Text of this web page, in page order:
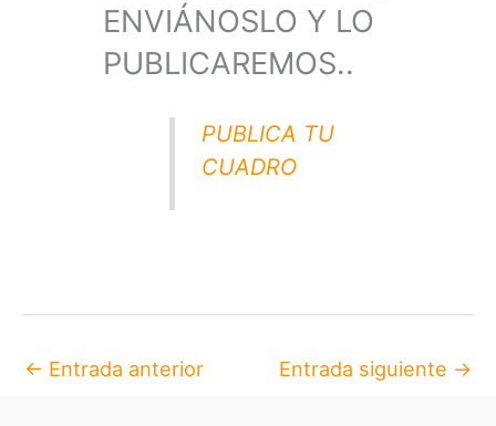
ENVIÁNOSLO Y LO
PUBLICAREMOS..
PUBLICA TU
CUADRO
← Entrada anterior Entrada siguiente →